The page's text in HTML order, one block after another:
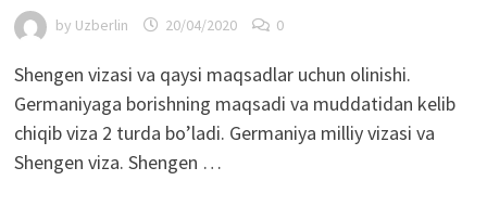
by Uzberlin 20/04/2020 0
Shengen vizasi va qaysi maqsadlar uchun olinishi.
Germaniyaga borishning maqsadi va muddatidan kelib
chiqib viza 2 turda bo’ladi. Germaniya milliy vizasi va
Shengen viza. Shengen …